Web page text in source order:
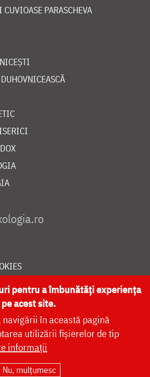
PARASCHEVA
PENTRU CATEDRALA NAȚIONALĂ
deDOXOLOGIA MEDIA
pentru a îmbunătăți experiența
acest site.
în această pagină
utilizării fișierelor de tip
informații
Nu, mulțumesc